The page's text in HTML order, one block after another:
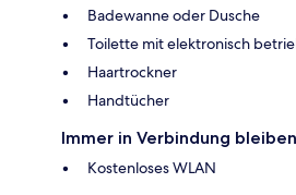
Badewanne oder Dusche
Toilette mit elektronisch
Haartrockner
Handtücher
Immer in Verbindung bleiben
Kostenloses WLAN